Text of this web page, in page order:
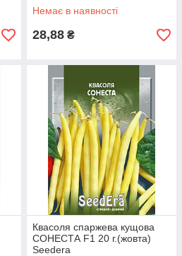
Немає в наявності
28,88 ₴
Квасоля спаржева кущова
СОНЕСТА F1 20 г.(жовта)
Seedera